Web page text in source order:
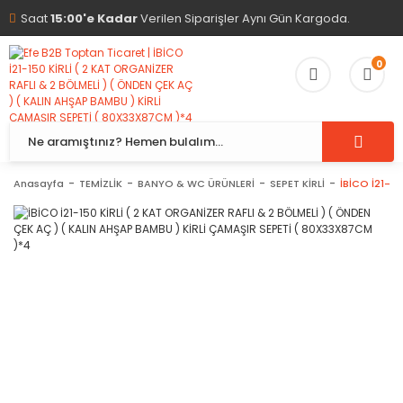
Saat15:00'e KadarVerilen Siparişler Aynı Gün Kargoda.
0
Anasayfa TEMİZLİK BANYO & WC ÜRÜNLERİ SEPET KİRLİ İBİCO İ21-